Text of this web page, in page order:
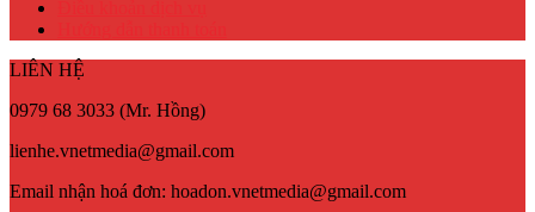
LIÊN HỆ
0979 68 3033 (Mr. Hồng)
lienhe.vnetmedia@gmail.com
Email nhận hoá đơn: hoadon.vnetmedia@gmail.com